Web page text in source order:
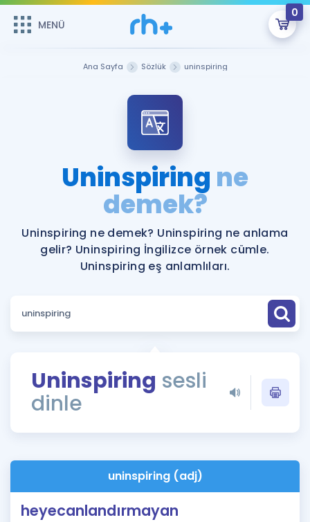
MENÜ
0
Şifremi Hatırlamıyorum
Sepetin Şu An Boş.
Remzi Hoca ile seni sınava hazırlayacak onlarca eğitim seni
bekliyor!
MENÜ
Katılımcı Görüşleri
Faydalı Araçlar
Ücretsiz Kaynaklar
Puan Hesaplama
ÖSYM Sınav Takvimi
Kampanyalar
İngilizce Gramer
İngilizce Gramer
Ana Sayfa Sözlük uninspiring
Uninspiring ne
demek?
Uninspiring ne demek? Uninspiring ne anlama
gelir? Uninspiring İngilizce örnek cümle.
Uninspiring eş anlamlıları.
Uninspiring sesli
dinle
uninspiring (adj)
heyecanlandırmayan